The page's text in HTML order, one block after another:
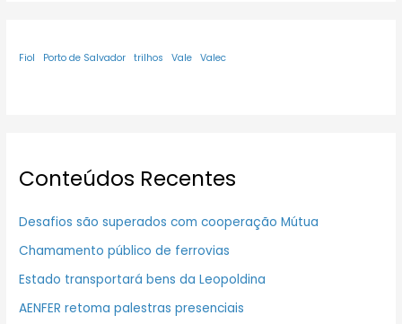
Fiol Porto de Salvador trilhos Vale Valec
Conteúdos Recentes
Desafios são superados com cooperação Mútua
Chamamento público de ferrovias
Estado transportará bens da Leopoldina
AENFER retoma palestras presenciais